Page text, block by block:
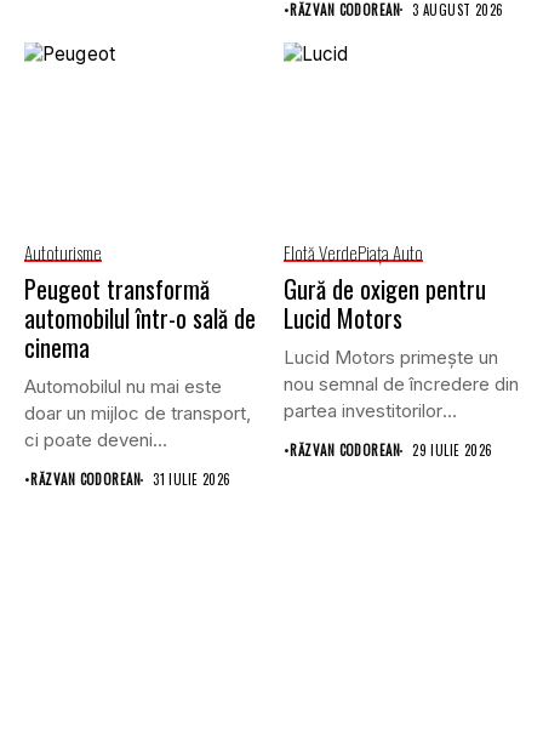
actualizate...
•RĂZVAN CODOREAN 3 AUGUST 2026
Autoturisme
Peugeot transformă
automobilul într-o sală de
cinema
Automobilul nu mai este
doar un mijloc de transport,
ci poate deveni...
•RĂZVAN CODOREAN 31 IULIE 2026
Flotă VerdePiaţa Auto
Gură de oxigen pentru
Lucid Motors
Lucid Motors primește un
nou semnal de încredere din
partea investitorilor
saudiți,...
•RĂZVAN CODOREAN 29 IULIE 2026